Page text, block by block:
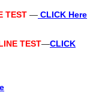
TEST — CLICK Here
TEST—CLICK